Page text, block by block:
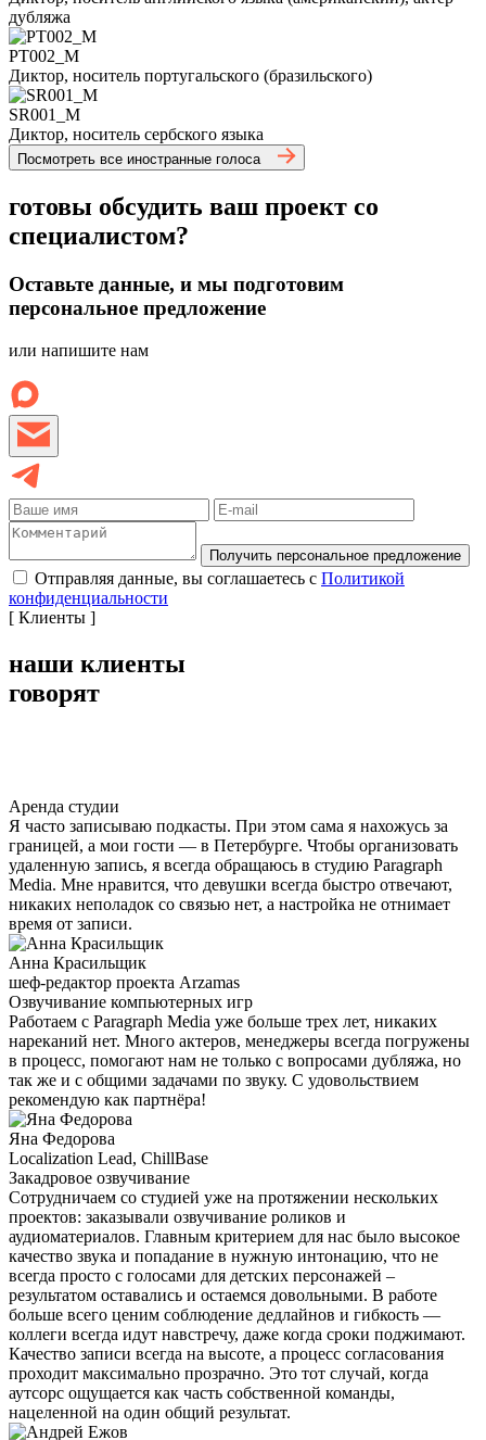
дубляжа
PT002_M
Диктор, носитель португальского (бразильского)
SR001_M
Диктор, носитель сербского языка
Посмотреть все иностранные голоса
готовы обсудить ваш проект со
специалистом?
Оставьте данные, и мы подготовим
персональное предложение
или напишите нам
Получить персональное предложение
Отправляя данные, вы соглашаетесь с Политикой
конфиденциальности
[ Клиенты ]
наши клиенты
говорят
Аренда студии
Я часто записываю подкасты. При этом сама я нахожусь за
границей, а мои гости — в Петербурге. Чтобы организовать
удаленную запись, я всегда обращаюсь в студию Paragraph
Media. Мне нравится, что девушки всегда быстро отвечают,
никаких неполадок со связью нет, а настройка не отнимает
время от записи.
Анна Красильщик
шеф-редактор проекта Arzamas
Озвучивание компьютерных игр
Работаем с Paragraph Media уже больше трех лет, никаких
нареканий нет. Много актеров, менеджеры всегда погружены
в процесс, помогают нам не только с вопросами дубляжа, но
так же и с общими задачами по звуку. С удовольствием
рекомендую как партнёра!
Яна Федорова
Localization Lead, ChillBase
Закадровое озвучивание
Сотрудничаем со студией уже на протяжении нескольких
проектов: заказывали озвучивание роликов и
аудиоматериалов. Главным критерием для нас было высокое
качество звука и попадание в нужную интонацию, что не
всегда просто с голосами для детских персонажей –
результатом оставались и остаемся довольными. В работе
больше всего ценим соблюдение дедлайнов и гибкость —
коллеги всегда идут навстречу, даже когда сроки поджимают.
Качество записи всегда на высоте, а процесс согласования
проходит максимально прозрачно. Это тот случай, когда
аутсорс ощущается как часть собственной команды,
нацеленной на один общий результат.